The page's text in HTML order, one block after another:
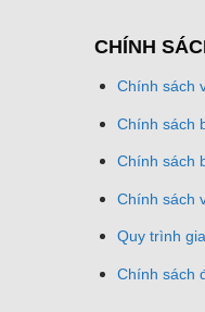
CHÍNH
Chính sách
Chính sách
Chính sách
Chính sách
Quy trình
Chính sách